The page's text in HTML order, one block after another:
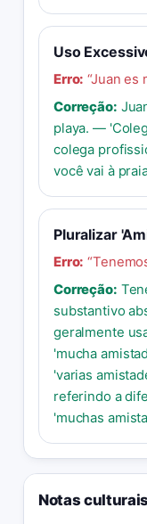
Uso
Erro: “Juan es
Correção:
playa. —
colega
você vai à
Pluralizar
Erro: “
Correção:
substantivo
geralmente
'mucha
'varias
referindo a
'muchas
Notas culturais